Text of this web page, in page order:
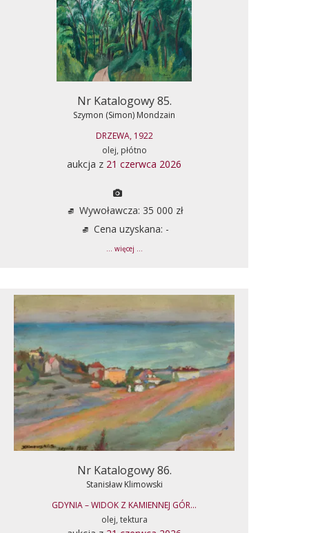
Nr Katalogowy 85.
Szymon (Simon) Mondzain
DRZEWA, 1922
olej, płótno
aukcja z 21 czerwca 2026
Wywoławcza: 35 000 zł
Cena uzyskana: -
... więcej ...
Nr Katalogowy 86.
Stanisław Klimowski
GDYNIA – WIDOK Z KAMIENNEJ GÓR...
olej, tektura